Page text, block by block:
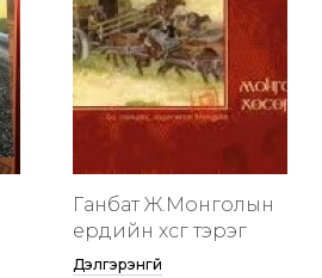
Ганбат Ж.Монголын
ердийн хөсөг тэрэг
Дэлгэрэнгүй